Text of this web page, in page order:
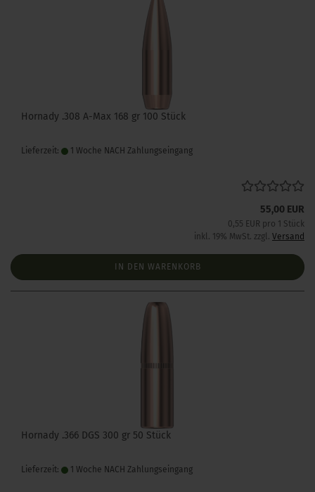
Hornady .308 A-Max 168 gr 100 Stück
Lieferzeit: 1 Woche NACH Zahlungseingang
55,00 EUR
0,55 EUR pro 1 Stück
inkl. 19% MwSt. zzgl. Versand
IN DEN WARENKORB
Hornady .366 DGS 300 gr 50 Stück
Lieferzeit: 1 Woche NACH Zahlungseingang